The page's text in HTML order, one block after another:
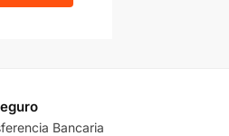
Bancaria